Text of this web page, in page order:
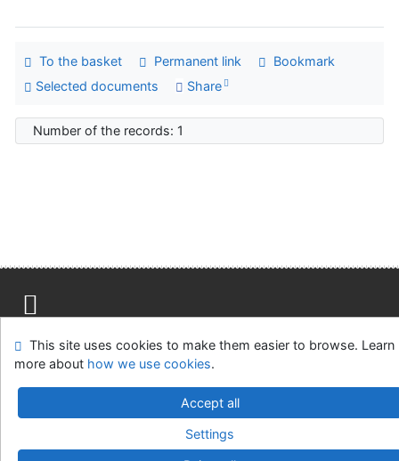
To the basket Permanent link
Bookmark
Selected documents
Share
Number of the records: 1
Feedback form
Cookie settings
Univerzitní knihovna - Univerzita Hradec Králové
v.4.8.63a-Cosmotron Slovakia, s.r.o.
This site uses cookies to make them easier to browse. Learn
more about how we use cookies.
Accept all
Settings